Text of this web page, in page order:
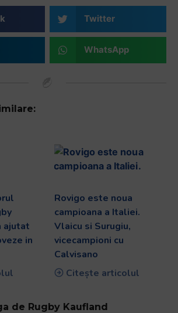
Twitter
WhatsApp
ajutat
in
Rovigo este noua
campioana a Italiei.
Vlaicu si Surugiu,
vicecampioni cu
Calvisano
Citește articolul
de Rugby Kaufland